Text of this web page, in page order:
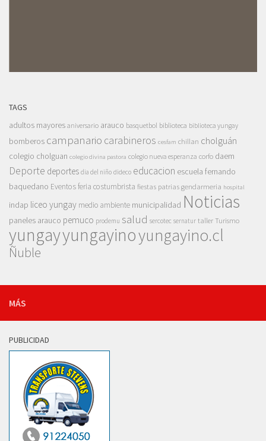
TAGS
adultos mayores aniversario arauco basquetbol biblioteca biblioteca yungay
bomberos campanario carabineros cesfam chillan cholguán
colegio cholguan colegio divina pastora colegio nueva esperanza corfo daem
Deporte deportes dia del niño dideco educacion escuela fernando
baquedano Eventosferia costumbrista fiestas patrias gendarmeria hospital
indap liceo yungay medio ambiente municipalidad Noticias
paneles arauco pemuco prodemu salud sercotec sernatur taller Turismo
yungayyungayinoyungayino.cl
Ñuble
MÁS
PUBLICIDAD